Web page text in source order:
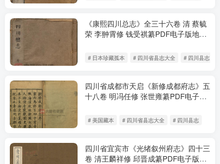
《康熙四川总志》全三十六卷 清 蔡毓
荣 李翀霄修 钱受祺纂PDF电子版地方
# 日本珍藏孤本 # 四川省县志大全 # 四川县志
四川省成都市天启《新修成都府志》五
十八卷 明冯任修 张世雍纂PDF电子版
# 美国藏本 # 四川省县志大全 # 四川县志
四川省宜宾市《光绪叙州府志》四十三
卷 清王麟祥修 邱晋成纂PDF电子版地